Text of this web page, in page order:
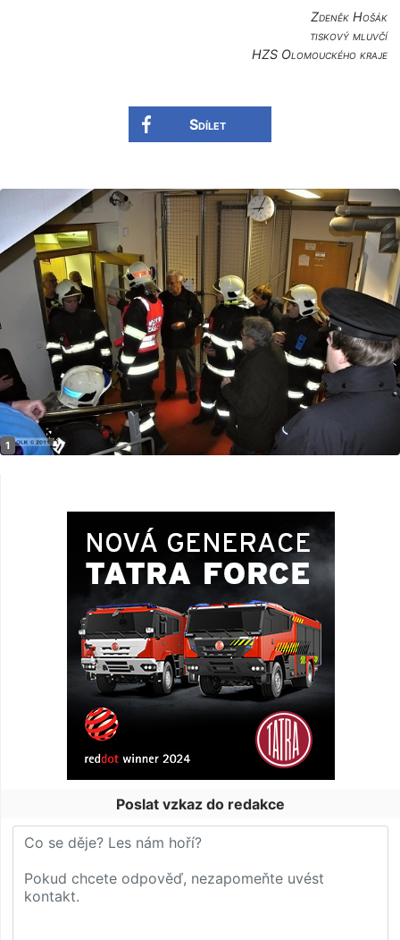
Zdeněk Hošák
tiskový mluvčí
HZS Olomouckého kraje
Sdílet
Poslat vzkaz do redakce